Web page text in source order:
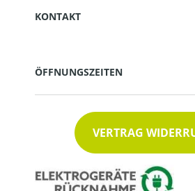
KONTAKT
ÖFFNUNGSZEITEN
VERTRAG